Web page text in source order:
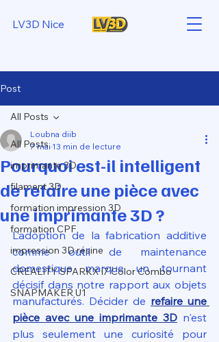
LV3D Nice
Post
All Posts
imprimante 3D
filament 3D
formation impression 3D
formation CPF
impression 3D résine
CREALITY SPARKX i7 Color Combo
SNAPMAKER U1
All Posts
Pourquoi est-il intelligent
de refaire une pièce avec
une imprimante 3D ?
Loubna diib
7 mai 13 min de lecture
L’adoption de la fabrication additive
comme outil de maintenance
domestique marque un tournant
décisif dans notre rapport aux objets
manufacturés. Décider de refaire une
pièce avec une imprimante 3D n'est
plus seulement une curiosité pour